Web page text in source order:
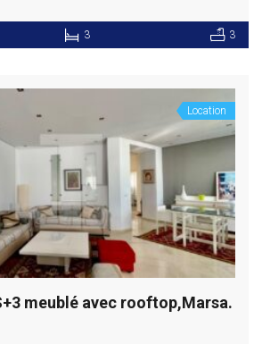
3 3
Location
meublé avec rooftop,Marsa.